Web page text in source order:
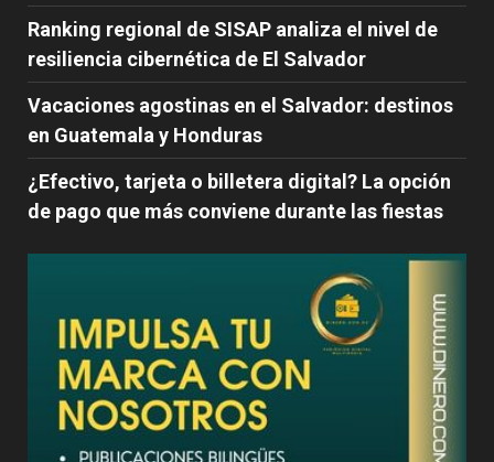
Ranking regional de SISAP analiza el nivel de
resiliencia cibernética de El Salvador
Vacaciones agostinas en el Salvador: destinos
en Guatemala y Honduras
¿Efectivo, tarjeta o billetera digital? La opción
de pago que más conviene durante las fiestas